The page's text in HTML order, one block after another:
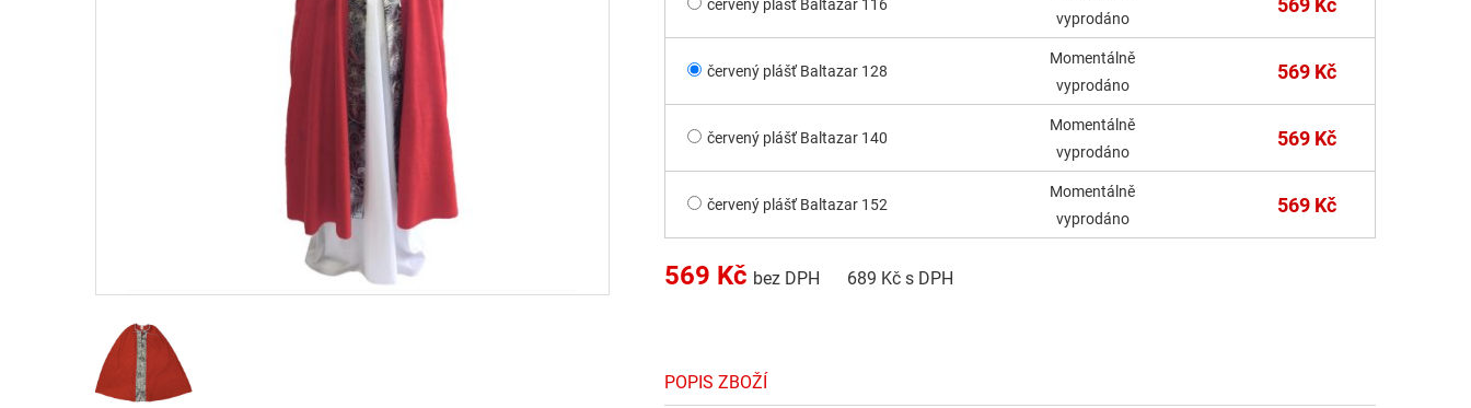
vyprodáno
červený plášť Baltazar 128
Momentálně
vyprodáno
569 Kč
červený plášť Baltazar 140
Momentálně
vyprodáno
569 Kč
červený plášť Baltazar 152
Momentálně
vyprodáno
569 Kč
569 Kč bez DPH 689 Kč s DPH
POPIS ZBOŽÍ